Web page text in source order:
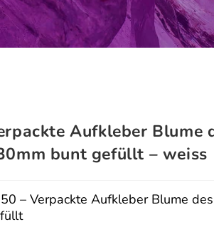
Aufkleber Blume
bunt gefüllt – weiss
– Verpackte Aufkleber Blume